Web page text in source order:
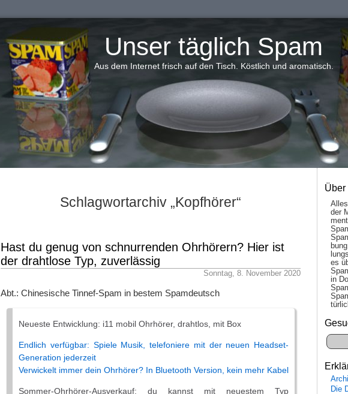
Unser täglich Spam
Aus dem Internet frisch auf den Tisch. Köstlich und aromatisch.
Schlagwortarchiv „Kopfhörer“
Hast du genug von schnurrenden Ohrhörern? Hier ist
der drahtlose Typ, zuverlässig
Sonntag, 8. November 2020
Abt.: Chinesische Tinnef-Spam in bestem Spamdeutsch
Neueste Entwicklung: i11 mobil Ohrhörer, drahtlos, mit Box
Endlich verfügbar: Spiele Musik, telefoniere mit der neuen Headset-
Generation jederzeit
Verwickelt immer dein Ohrhörer? In Bluetooth Version, kein mehr Kabel
Sommer-Ohrhörer-Ausverkauf: du kannst mit neuestem Typ
Über
der
es
in
Die